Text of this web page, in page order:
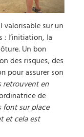
sur un
: l’initiation, la
Un bon
des risques, des
pour assurer son
retrouvent en
de
font sur place
et cela est